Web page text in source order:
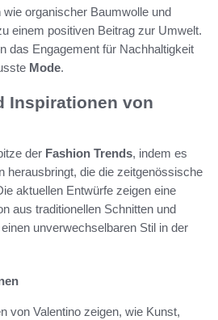
organischer Baumwolle und
einem positiven Beitrag zur Umwelt.
das Engagement für Nachhaltigkeit
Mode.
Inspirationen von
der Fashion Trends, indem es
herausbringt, die die zeitgenössische
aktuellen Entwürfe zeigen eine
aus traditionellen Schnitten und
unverwechselbaren Stil in der
von Valentino zeigen, wie Kunst,